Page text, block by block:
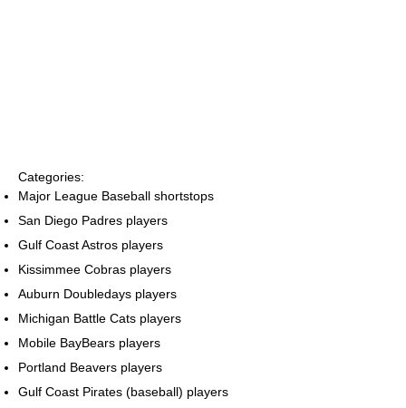
Categories:
Major League Baseball shortstops
San Diego Padres players
Gulf Coast Astros players
Kissimmee Cobras players
Auburn Doubledays players
Michigan Battle Cats players
Mobile BayBears players
Portland Beavers players
Gulf Coast Pirates (baseball) players